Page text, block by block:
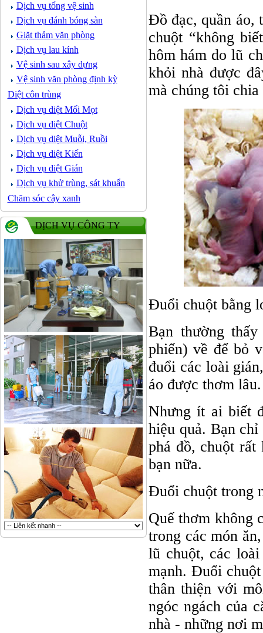
Dịch vụ tổng vệ sinh
Dịch vụ đánh bóng sàn
Giặt thảm văn phòng
Dịch vụ lau kính
Vệ sinh sau xây dựng
Vệ sinh văn phòng định kỳ
Diệt côn trùng
Dịch vụ diệt Mối Mọt
Dịch vụ diệt Chuột
Dịch vụ diệt Muỗi, Ruồi
Dịch vụ diệt Kiến
Dịch vụ diệt Gián
Dịch vụ khử trùng, sát khuẩn
Chăm sóc cây xanh
DỊCH VỤ CÔNG TY
Đồ đạc, quần áo,
chuột “không
hôm hám do lũ
khỏi nhà được
mà chúng tôi
Đuổi chuột bằng
Bạn thường
phiến) về để bỏ
đuổi các loài
áo được thơm lâu.
Nhưng ít ai biết
hiệu quả. Bạn
phá đồ, chuột rất
bạn nữa.
Đuổi chuột trong
Quế thơm không
trong các món
lũ chuột, các
mạnh. Đuổi
thân thiện với
ngóc ngách của
nhà - những nơi